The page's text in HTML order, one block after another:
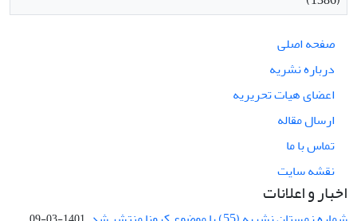
صفحه اصلی
درباره نشریه
اعضای هیات تحریریه
ارسال مقاله
تماس با ما
نقشه سایت
اخبار و اعلانات